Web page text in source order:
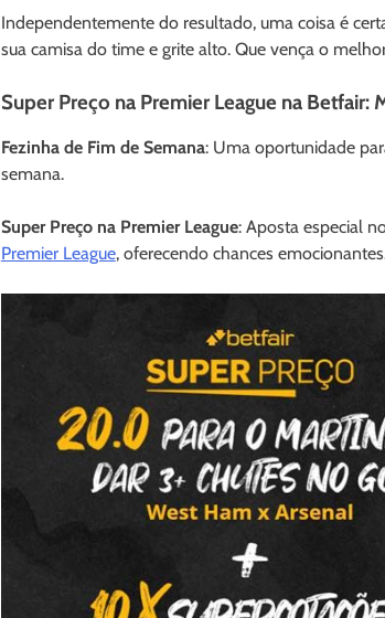
Independentemente do resultado, uma coisa é
sua camisa do time e grite alto. Que vença o
Super Preço na Premier League na Betfair:
Fezinha de Fim de Semana: Uma oportunidade
semana.
Super Preço na Premier League: Aposta especial
Premier League, oferecendo chances